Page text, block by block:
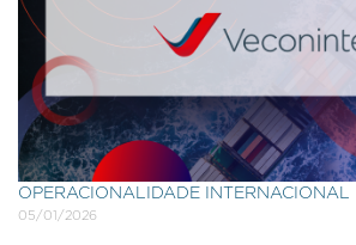
OPERACIONALIDADE INTERNACIONAL
05/01/2026